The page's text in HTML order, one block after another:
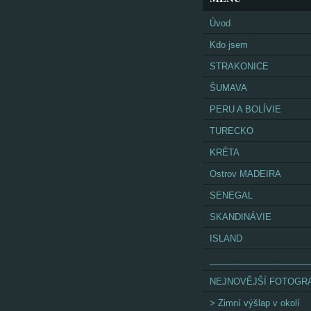
Úvod
Kdo jsem
STRAKONICE
ŠUMAVA
PERU A BOLÍVIE
TURECKO
KRÉTA
Ostrov MADEIRA
SENEGAL
SKANDINÁVIE
ISLAND
NEJNOVĚJŠÍ
> Zimní výšlap v okolí